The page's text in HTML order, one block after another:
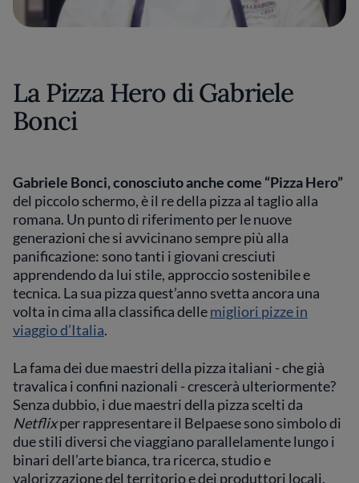
La Pizza Hero di Gabriele
Bonci
Gabriele Bonci, conosciuto anche come “Pizza Hero”
del piccolo schermo, è il re della pizza al taglio alla
romana. Un punto di riferimento per le nuove
generazioni che si avvicinano sempre più alla
panificazione: sono tanti i giovani cresciuti
apprendendo da lui stile, approccio sostenibile e
tecnica. La sua pizza quest’anno svetta ancora una
volta in cima alla classifica dellemigliori pizze in
viaggio d’Italia.
La fama dei due maestri della pizza italiani - che già
travalica i confini nazionali - crescerà ulteriormente?
Senza dubbio, i due maestri della pizza scelti da
Netflixper rappresentare il Belpaese sono simbolo di
due stili diversi che viaggiano parallelamente lungo i
binari dell’arte bianca, tra ricerca, studio e
valorizzazione del territorio e dei produttori locali.